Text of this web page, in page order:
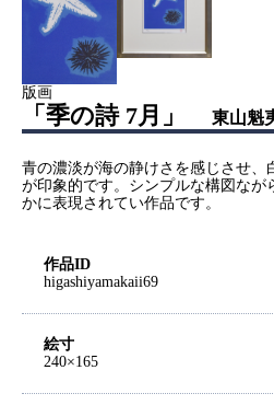
版画
「季の詩 7月」 東山魁
青の濃淡が海の静けさを感じさせ、
が印象的です。シンプルな構図なが
かに表現されてい作品です。
作品ID
higashiyamakaii69
絵寸
240×165